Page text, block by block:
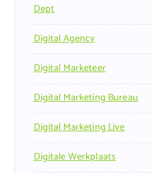
Dept
Digital Agency
Digital Marketeer
Digital Marketing Bureau
Digital Marketing Live
Digitale Werkplaats